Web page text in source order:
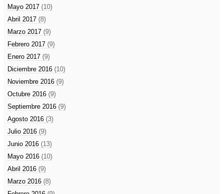
Mayo 2017 (10)
Abril 2017 (8)
Marzo 2017 (9)
Febrero 2017 (9)
Enero 2017 (9)
Diciembre 2016 (10)
Noviembre 2016 (9)
Octubre 2016 (9)
Septiembre 2016 (9)
Agosto 2016 (3)
Julio 2016 (9)
Junio 2016 (13)
Mayo 2016 (10)
Abril 2016 (9)
Marzo 2016 (8)